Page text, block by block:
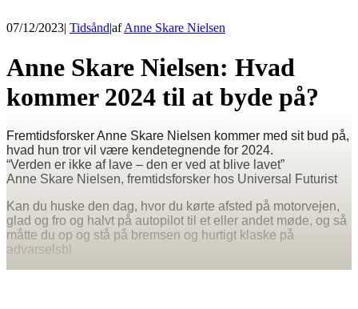
07/12/2023| Tidsånd|afAnne Skare Nielsen
Anne Skare Nielsen: Hvad
kommer 2024 til at byde på?
Fremtidsforsker Anne Skare Nielsen kommer med sit bud på,
hvad hun tror vil være kendetegnende for 2024.
“Verden er ikke af lave – den er ved at blive lavet”
Anne Skare Nielsen, fremtidsforsker hos Universal Futurist
Kan du huske den dag, hvor du kørte afsted på motorvejen,
glad og fro og halvt på autopilot til et eller andet møde, og så
måtte du op og stå på bremsen og hurtigt klaske på
advarselsbl